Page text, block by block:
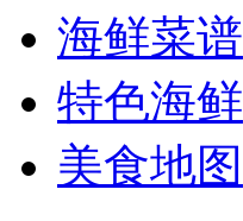
海鲜菜谱
特色海鲜
美食地图